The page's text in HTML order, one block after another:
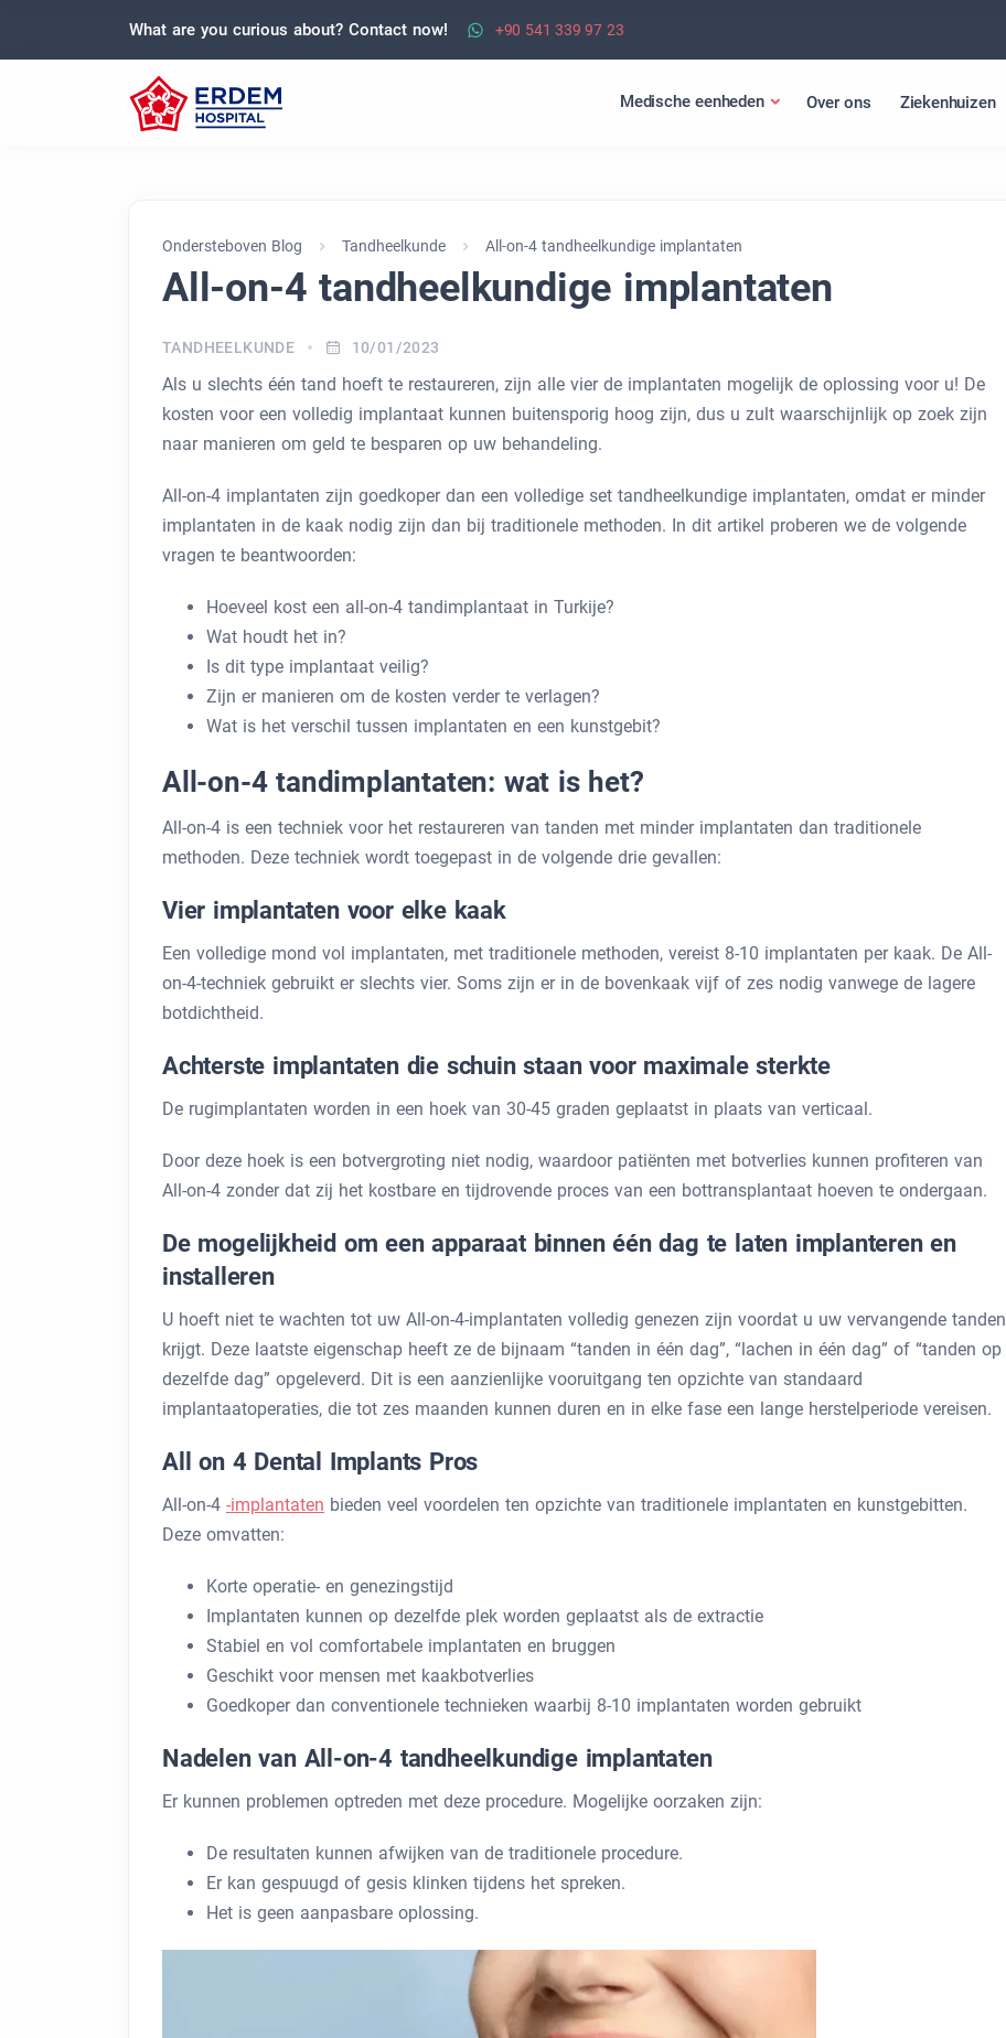
What are you curious about? Contact now! +90 541 339 97 23
Medische eenheden Over ons Ziekenhuizen
Ondersteboven Blog Tandheelkunde All-on-4 tandheelkundige implantaten
All-on-4 tandheelkundige implantaten
TANDHEELKUNDE 10/01/2023
Als u slechts één tand hoeft te restaureren, zijn alle vier de implantaten mogelijk de oplossing voor u! De
kosten voor een volledig implantaat kunnen buitensporig hoog zijn, dus u zult waarschijnlijk op zoek zijn
naar manieren om geld te besparen op uw behandeling.
All-on-4 implantaten zijn goedkoper dan een volledige set tandheelkundige implantaten, omdat er minder
implantaten in de kaak nodig zijn dan bij traditionele methoden. In dit artikel proberen we de volgende
vragen te beantwoorden:
Hoeveel kost een all-on-4 tandimplantaat in Turkije?
Wat houdt het in?
Is dit type implantaat veilig?
Zijn er manieren om de kosten verder te verlagen?
Wat is het verschil tussen implantaten en een kunstgebit?
All-on-4 tandimplantaten: wat is het?
All-on-4 is een techniek voor het restaureren van tanden met minder implantaten dan traditionele
methoden. Deze techniek wordt toegepast in de volgende drie gevallen:
Vier implantaten voor elke kaak
Een volledige mond vol implantaten, met traditionele methoden, vereist 8-10 implantaten per kaak. De All-
on-4-techniek gebruikt er slechts vier. Soms zijn er in de bovenkaak vijf of zes nodig vanwege de lagere
botdichtheid.
Achterste implantaten die schuin staan ​​voor maximale sterkte
De rugimplantaten worden in een hoek van 30-45 graden geplaatst in plaats van verticaal.
Door deze hoek is een botvergroting niet nodig, waardoor patiënten met botverlies kunnen profiteren van
All-on-4 zonder dat zij het kostbare en tijdrovende proces van een bottransplantaat hoeven te ondergaan.
De mogelijkheid om een ​​apparaat binnen één dag te laten implanteren en
installeren
U hoeft niet te wachten tot uw All-on-4-implantaten volledig genezen zijn voordat u uw vervangende tanden
krijgt. Deze laatste eigenschap heeft ze de bijnaam “tanden in één dag”, “lachen in één dag” of “tanden op
dezelfde dag” opgeleverd. Dit is een aanzienlijke vooruitgang ten opzichte van standaard
implantaatoperaties, die tot zes maanden kunnen duren en in elke fase een lange herstelperiode vereisen.
All on 4 Dental Implants Pros
All-on-4 -implantaten bieden veel voordelen ten opzichte van traditionele implantaten en kunstgebitten.
Deze omvatten:
Korte operatie- en genezingstijd
Implantaten kunnen op dezelfde plek worden geplaatst als de extractie
Stabiel en vol comfortabele implantaten en bruggen
Geschikt voor mensen met kaakbotverlies
Goedkoper dan conventionele technieken waarbij 8-10 implantaten worden gebruikt
Nadelen van All-on-4 tandheelkundige implantaten
Er kunnen problemen optreden met deze procedure. Mogelijke oorzaken zijn:
De resultaten kunnen afwijken van de traditionele procedure.
Er kan gespuugd of gesis klinken tijdens het spreken.
Het is geen aanpasbare oplossing.